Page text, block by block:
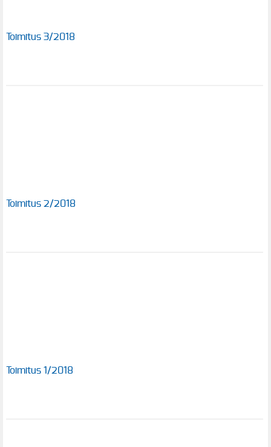
Toimitus 3/2018
Toimitus 2/2018
Toimitus 1/2018